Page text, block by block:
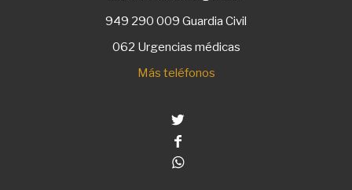
949 290 009 Guardia Civil
062 Urgencias médicas
Más teléfonos